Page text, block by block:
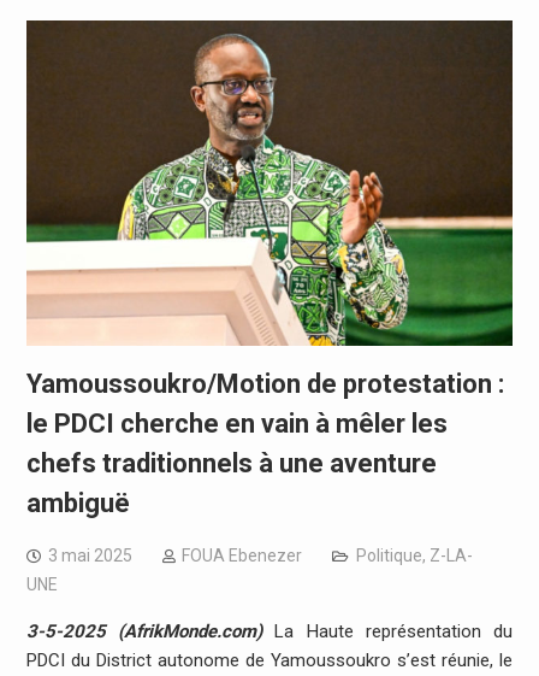
Yamoussoukro/Motion de protestation :
le PDCI cherche en vain à mêler les
chefs traditionnels à une aventure
ambiguë
3 mai 2025 FOUA Ebenezer Politique, Z-LA-
UNE
3-5-2025 (AfrikMonde.com)La Haute représentation du
PDCI du District autonome de Yamoussoukro s’est réunie, le